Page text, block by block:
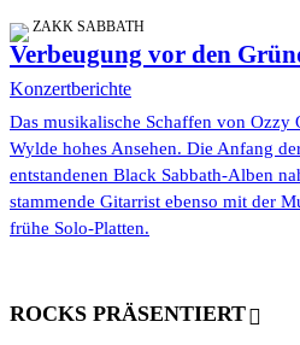
ZAKK SABBATH
Verbeugung vor den
Konzertberichte
Das musikalische Schaffen von Ozzy
Wylde hohes Ansehen. Die Anfang
entstandenen Black Sabbath-Alben
stammende Gitarrist ebenso mit der
frühe Solo-Platten.
ROCKS PRÄSENTIERT